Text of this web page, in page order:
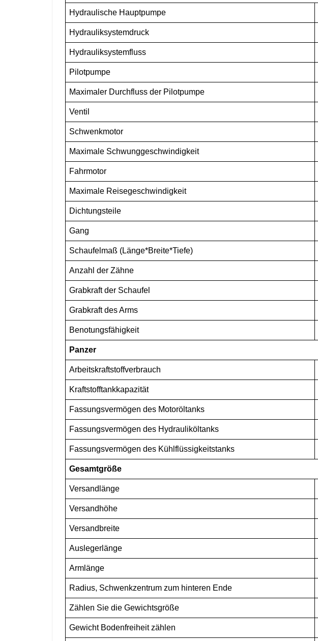
Hydraulische Hauptpumpe
Hydrauliksystemdruck
Hydrauliksystemfluss
Pilotpumpe
Maximaler Durchfluss der Pilotpumpe
Ventil
Schwenkmotor
Maximale Schwunggeschwindigkeit
Fahrmotor
Maximale Reisegeschwindigkeit
Dichtungsteile
Gang
Schaufelmaß (Länge*Breite*Tiefe)
Anzahl der Zähne
Grabkraft der Schaufel
Grabkraft des Arms
Benotungsfähigkeit
Panzer
Arbeitskraftstoffverbrauch
Kraftstofftankkapazität
Fassungsvermögen des Motoröltanks
Fassungsvermögen des Hydrauliköltanks
Fassungsvermögen des Kühlflüssigkeitstanks
Gesamtgröße
Versandlänge
Versandhöhe
Versandbreite
Auslegerlänge
Armlänge
Radius, Schwenkzentrum zum hinteren Ende
Zählen Sie die Gewichtsgröße
Gewicht Bodenfreiheit zählen